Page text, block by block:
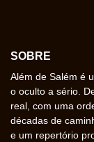
SOBRE
Além de Salém é
o oculto a sério.
real, com uma
décadas de
e um repertório